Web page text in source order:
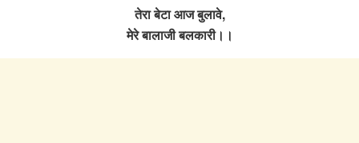
तेरा बेटा आज बुलावे,
मेरे बालाजी बलकारी।।